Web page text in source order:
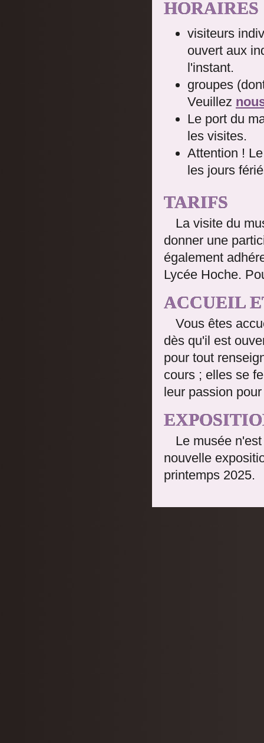
HORAIRES
visiteurs
ouvert aux
l'instant.
groupes
Veuillez
Le port du
les visites.
Attention !
les jours
TARIFS
La visite du
donner une
également
Lycée Hoche.
ACCUEIL
Vous êtes
dès qu'il est
pour tout
cours ; elles se
leur passion
Le musée
nouvelle
printemps 2025.